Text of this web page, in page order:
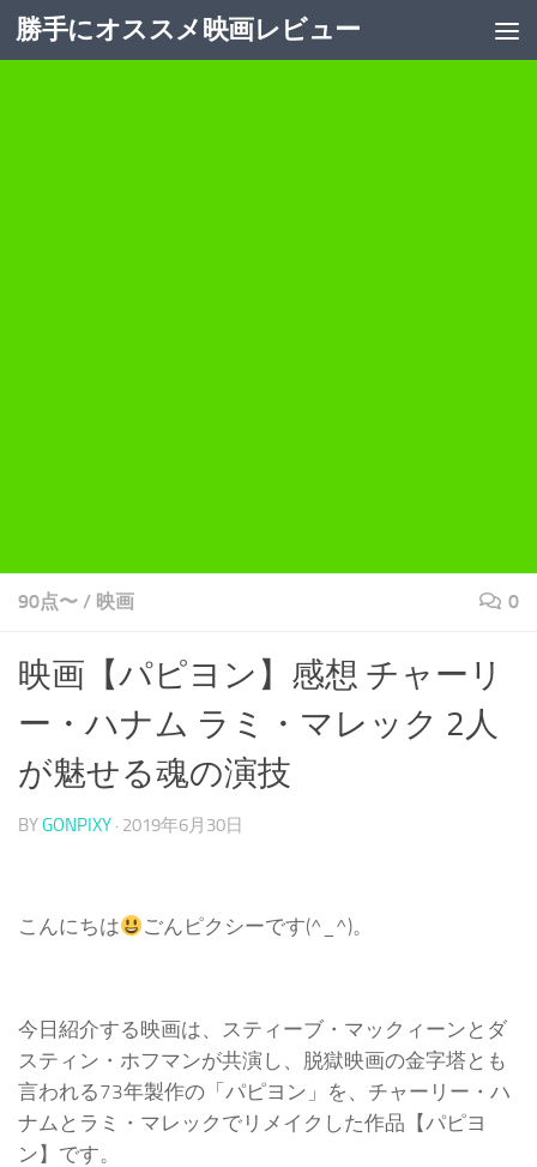
コンテンツへスキップ
勝手にオススメ映画レビュー
90点〜 / 映画 0
映画【パピヨン】感想 チャーリ
ー・ハナム ラミ・マレック 2人
が魅せる魂の演技
BYGONPIXY · 2019年6月30日
こんにちは ごんピクシーです(^_^)。
今日紹介する映画は、スティーブ・マックィーンとダ
スティン・ホフマンが共演し、脱獄映画の金字塔とも
言われる73年製作の「パピヨン」を、チャーリー・ハ
ナムとラミ・マレックでリメイクした作品【パピヨ
ン】です。